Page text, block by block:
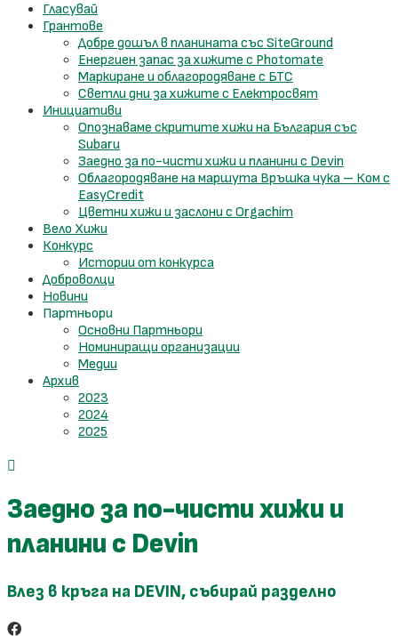
Гласувай
Грантове
Добре дошъл в планината със SiteGround
Енергиен запас за хижите с Photomate
Маркиране и облагородяване с БТС
Светли дни за хижите с Електросвят
Инициативи
Опознаваме скритите хижи на България със
Subaru
Заедно за по-чисти хижи и планини с Devin
Облагородяване на маршута Връшка чука – Ком с
EasyCredit
Цветни хижи и заслони с Orgachim
Вело Хижи
Конкурс
Истории от конкурса
Доброволци
Новини
Партньори
Основни Партньори
Номиниращи организации
Медии
Архив
2023
2024
2025
Заедно за по-чисти хижи и
планини с Devin
Влез в кръга на DEVIN, събирай разделно